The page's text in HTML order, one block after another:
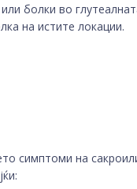
болки во
на истите локации.
симптоми на